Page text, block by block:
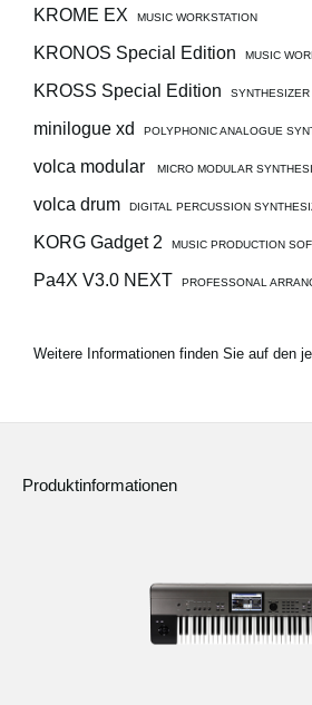
KROME EX MUSIC WORKSTATION
KRONOS Special Edition MUSIC
KROSS Special Edition SYNTHESIZER
minilogue xd POLYPHONIC ANALOGUE
volca modular MICRO MODULAR
volca drum DIGITAL PERCUSSION
KORG Gadget 2 MUSIC PRODUCTION
Pa4X V3.0 NEXT PROFESSONAL
Weitere Informationen finden Sie auf den
Produktinformationen